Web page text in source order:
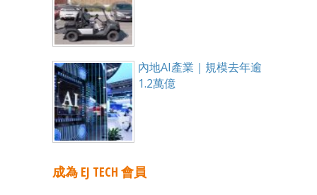
內地AI產業｜規模去年逾
1.2萬億
成為 EJ TECH 會員